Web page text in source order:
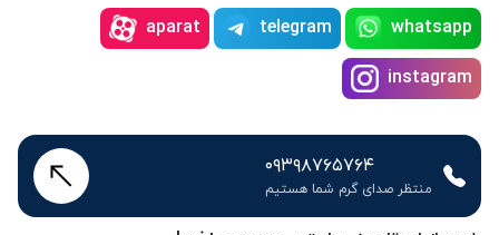
whatsapp
telegram
aparat
instagram
۰۹۳۹۸۷۶۵۷۶۴
منتظر صدای گرم شما هستیم